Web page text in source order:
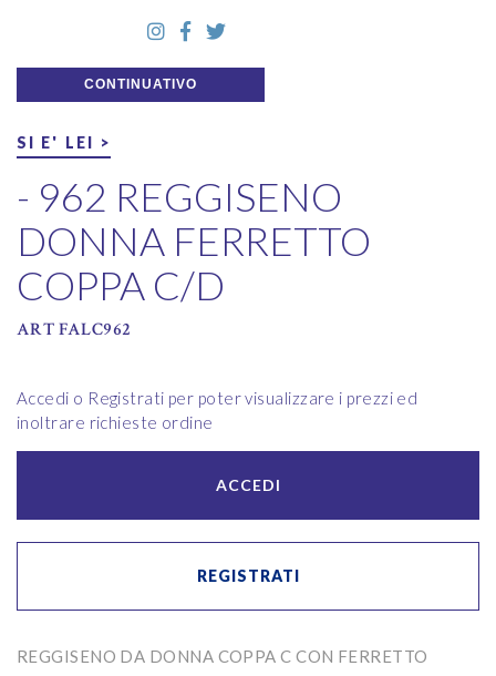
CONTINUATIVO
SI E' LEI >
- 962 REGGISENO
DONNA FERRETTO
COPPA C/D
ART FALC962
Accedi o Registrati per poter visualizzare i prezzi ed
inoltrare richieste ordine
ACCEDI
REGISTRATI
REGGISENO DA DONNA COPPA C CON FERRETTO